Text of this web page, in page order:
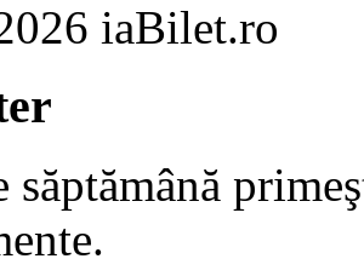
iaBilet.ro
săptămână